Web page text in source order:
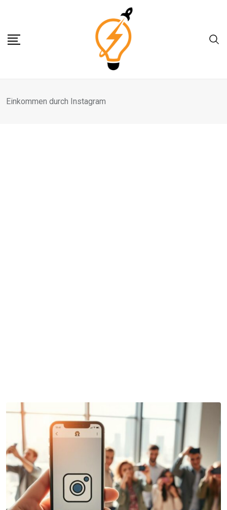
content
Einkommen durch Instagram